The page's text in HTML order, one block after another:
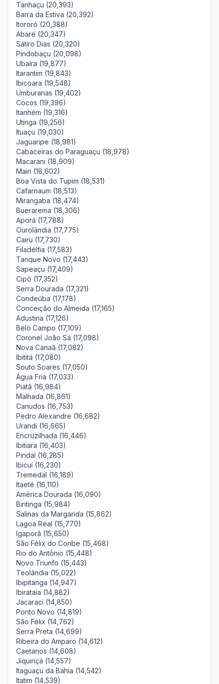
Tanhaçu (20,393)
Barra da Estiva (20,392)
Itororó (20,388)
Abaré (20,347)
Sátiro Dias (20,320)
Pindobaçu (20,098)
Ubaíra (19,877)
Itarantim (19,843)
Ibicoara (19,548)
Umburanas (19,402)
Cocos (19,396)
Itanhém (19,316)
Utinga (19,256)
Ituaçu (19,030)
Jaguaripe (18,981)
Cabaceiras do Paraguaçu (18,978)
Macarani (18,909)
Mairi (18,602)
Boa Vista do Tupim (18,531)
Cafarnaum (18,513)
Mirangaba (18,474)
Buerarema (18,306)
Aporá (17,788)
Ourolândia (17,775)
Cairu (17,730)
Filadélfia (17,583)
Tanque Novo (17,443)
Sapeaçu (17,409)
Cipó (17,352)
Serra Dourada (17,321)
Condeúba (17,178)
Conceição do Almeida (17,165)
Adustina (17,126)
Belo Campo (17,109)
Coronel João Sá (17,098)
Nova Canaã (17,082)
Ibititá (17,080)
Souto Soares (17,050)
Água Fria (17,033)
Piatã (16,984)
Malhada (16,861)
Canudos (16,753)
Pedro Alexandre (16,682)
Urandi (16,665)
Encruzilhada (16,446)
Ibitiara (16,403)
Pindaí (16,285)
Ibicuí (16,230)
Tremedal (16,189)
Itaeté (16,110)
América Dourada (16,090)
Biritinga (15,984)
Salinas da Margarida (15,862)
Lagoa Real (15,770)
Igaporã (15,650)
São Félix do Coribe (15,468)
Rio do Antônio (15,448)
Novo Triunfo (15,443)
Teolândia (15,022)
Ibipitanga (14,947)
Ibirataia (14,882)
Jacaraci (14,850)
Ponto Novo (14,819)
São Félix (14,762)
Serra Preta (14,699)
Ribeira do Amparo (14,612)
Caetanos (14,608)
Jiquiriçá (14,557)
Itaguaçu da Bahia (14,542)
Itatim (14,539)